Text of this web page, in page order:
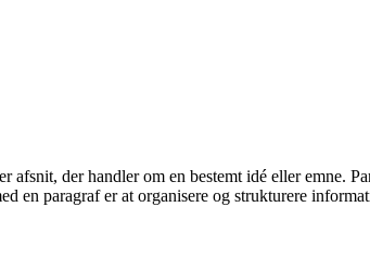
der handler om en bestemt idé eller emne.
en paragraf er at organisere og strukturere